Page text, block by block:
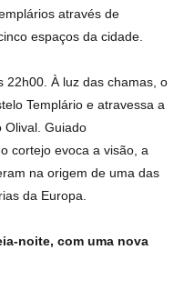
através de
espaços da cidade.
22h00. À luz das chamas, o
Templário e atravessa a
Olival. Guiado
cortejo evoca a visão, a
na origem de uma das
da Europa.
noite, com uma nova